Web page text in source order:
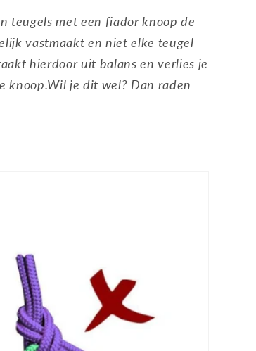
teugels met een fiador knoop de
vastmaakt en niet elke teugel
hierdoor uit balans en verlies je
knoop.Wil je dit wel? Dan raden